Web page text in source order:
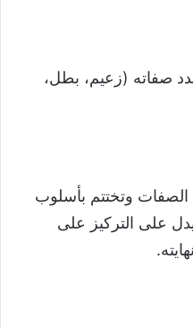
صفاته (زعيم، بطل،
وتختتم بأسلوب
على التركيز على